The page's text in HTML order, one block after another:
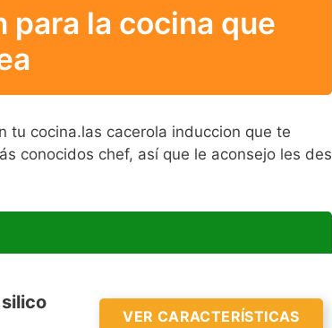
para la cocina que
tu cocina.las cacerola induccion que te
conocidos chef, así que le aconsejo les des
VER CARACTERÍSTICAS